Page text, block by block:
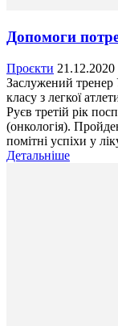
Допомоги
Проєкти 21.12.2020
Заслужений тренер
класу з легкої
Руєв третій рік
(онкологія).
помітні успіхи у
Детальніше